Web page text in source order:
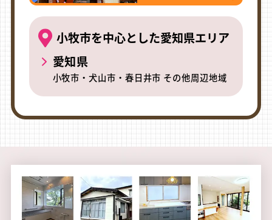
小牧市を中心とした愛知県エリア
愛知県
小牧市・犬山市・春日井市 その他周辺地域